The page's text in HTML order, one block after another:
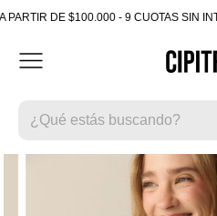
DE $100.000 - 9 CUOTAS SIN